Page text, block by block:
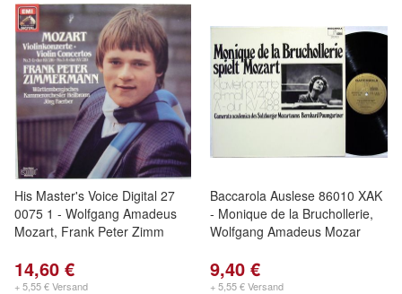
His Master's Voice Digital 27
0075 1 - Wolfgang Amadeus
Mozart, Frank Peter Zimm
14,60 €
+ 5,55 € Versand
Baccarola Auslese 86010 XAK
- Monique de la Bruchollerie,
Wolfgang Amadeus Mozar
9,40 €
+ 5,55 € Versand